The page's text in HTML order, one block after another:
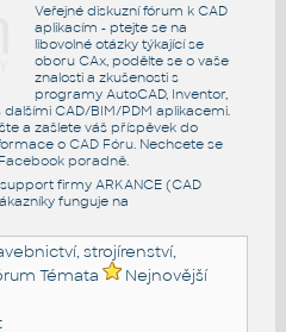
Veřejné diskuzní fórum k CAD
aplikacím - ptejte se na
libovolné otázky týkající se
oboru CAx, podělte se o vaše
znalosti a zkušenosti s
programy AutoCAD, Inventor,
dalšími CAD/BIM/PDM aplikacemi.
a zašlete váš příspěvek do
o CAD Fóru. Nechcete se
Facebook poradně.
firmy ARKANCE (CAD
funguje na
strojírenství,
Témata
Nejnovější